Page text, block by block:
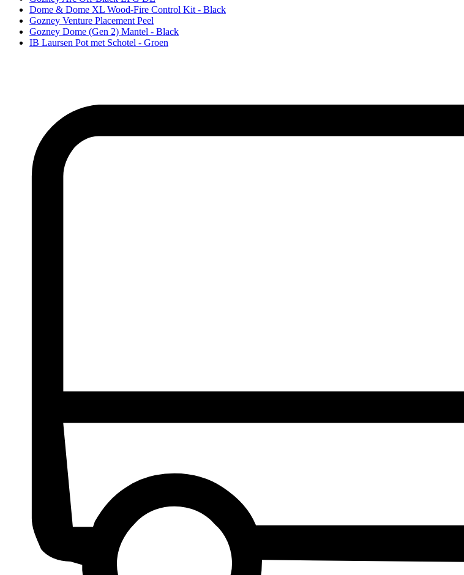
Dome & Dome XL Wood-Fire Control Kit - Black
Gozney Venture Placement Peel
Gozney Dome (Gen 2) Mantel - Black
IB Laursen Pot met Schotel - Groen